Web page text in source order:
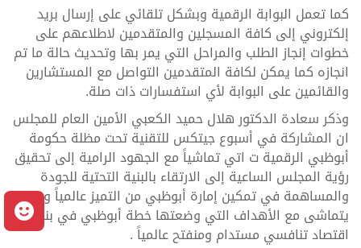
كما تعمل البوابة الرقمية وبشكل تلقائي على إرسال بريد
إلكتروني إلى كافة المسجلين والمتقدمين لاطلاعهم على
خطوات إنجاز الطلب والمراحل التي يمر بها وتحديث حالة ما تم
انجازه كما يمكن لكافة المتقدمين التواصل مع المستشارين
والقائمين على البوابة لأي استفسارات ذات صلة.
وذكر سعادة الدكتور هلال حميد الكعبي الأمين العام للمجلس
ان المشاركة في أسبوع جيتكس للتقنية تحت مظلة حكومة
أبوظبي الرقمية ت اتي تماشياً مع الجهود الرامية إلى تحقيق
رؤية المجلس الساعية إلى الارتقاء بالبنية التحتية للجودة
والمساهمة في تمكين إمارة أبوظبي من التميز عالمياً وبما
يتماشى مع الأهداف التي وضعتها خطة أبوظبي في بناء
اقتصاد تنافسي مستدام ومنفتح عالمياً .